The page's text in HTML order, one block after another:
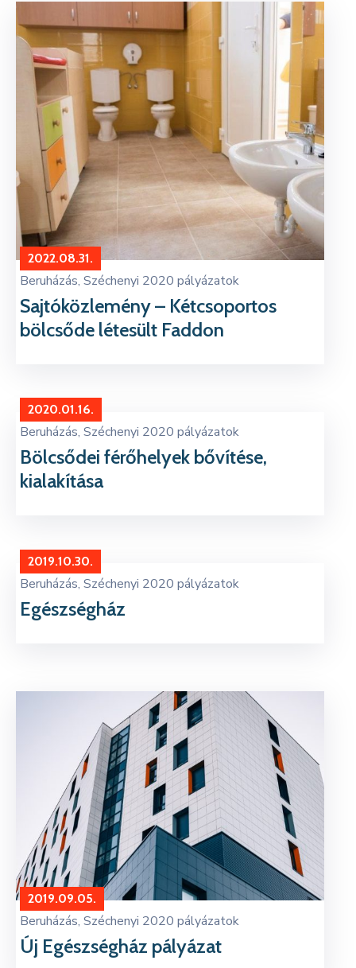
Kapcsolat
2022.08.31.
Beruházás‚ Széchenyi 2020 pályázatok
Sajtóközlemény – Kétcsoportos
bölcsőde létesült Faddon
2020.01.16.
Beruházás‚ Széchenyi 2020 pályázatok
Bölcsődei férőhelyek bővítése,
kialakítása
2019.10.30.
Beruházás‚ Széchenyi 2020 pályázatok
Egészségház
2019.09.05.
Beruházás‚ Széchenyi 2020 pályázatok
Új Egészségház pályázat